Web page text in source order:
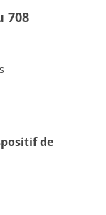
708
de